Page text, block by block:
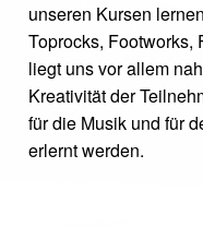
unseren Kursen
Toprocks, Footworks,
liegt uns vor allem
Kreativität der
für die Musik und für
erlernt werden.